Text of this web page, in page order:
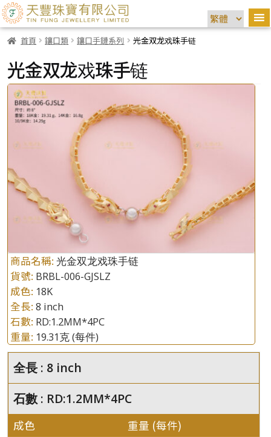
首頁 鑲口類 鑲口手鏈系列 光金双龙戏珠手链
光金双龙戏珠手链
商品名稱: 光金双龙戏珠手链
貨號: BRBL-006-GJSLZ
成色: 18K
全長: 8 inch
石數: RD:1.2MM*4PC
重量: 19.31克(每件)
全長 : 8 inch
石數 : RD:1.2MM*4PC
成色 重量 (每件)